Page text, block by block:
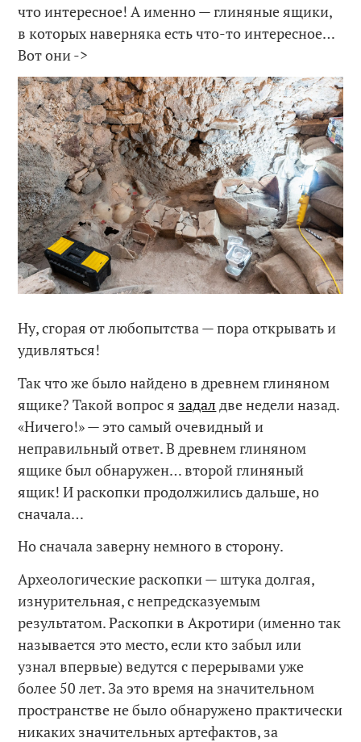
что интересное! А именно — глиняные ящики,
в которых наверняка есть что-то интересное…
Вот они ->
Ну, сгорая от любопытства — пора открывать и
удивляться!
Так что же было найдено в древнем глиняном
ящике? Такой вопрос я задал две недели назад.
«Ничего!» — это самый очевидный и
неправильный ответ. В древнем глиняном
ящике был обнаружен… второй глиняный
ящик! И раскопки продолжились дальше, но
сначала…
Но сначала заверну немного в сторону.
Археологические раскопки — штука долгая,
изнурительная, с непредсказуемым
результатом. Раскопки в Акротири (именно так
называется это место, если кто забыл или
узнал впервые) ведутся с перерывами уже
более 50 лет. За это время на значительном
пространстве не было обнаружено практически
никаких значительных артефактов, за